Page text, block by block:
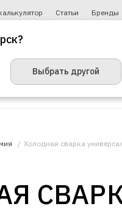
Статьи Бренды
Холодная сварка
Выбрать другой